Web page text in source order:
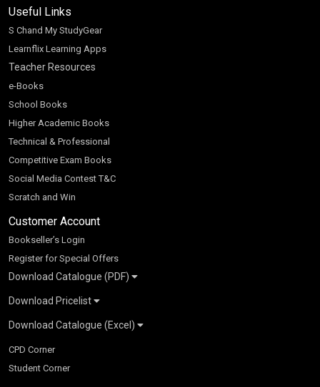
Useful Links
S Chand My StudyGear
Learnflix Learning Apps
Teacher Resources
e-Books
School Books
Higher Academic Books
Technical & Professional
Competitive Exam Books
Social Media Contest T&C
Scratch and Win
Customer Account
Bookseller’s Login
Register for Special Offers
Download Catalogue (PDF)
School Books
K-8 2026
CBSE 9-12 – 2026
Higher Education
SChand HE Catalogue 2026
S Chand - Civil & Mechanical Engineering 2026
Vikas HE Catalogue 2026
Download Pricelist
S Chand HE books Pricelist 2026
Download Catalogue (Excel)
School Books
Higher Education
CPD Corner
Student Corner